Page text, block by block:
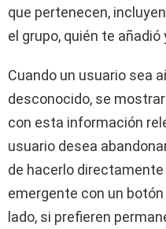
que pertenecen,
el grupo, quién te
Cuando un usuario sea
desconocido, se
con esta información
usuario desea
de hacerlo
emergente con un botón
lado, si prefieren